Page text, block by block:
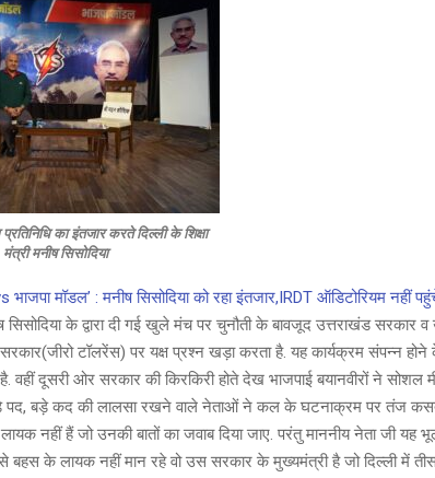
का इंतजार करते दिल्ली के शिक्षा
मंत्री मनीष सिसोदिया
भाजपा मॉडल’ : मनीष सिसोदिया को रहा इंतजार,IRDT ऑडिटोरियम नहीं
सिसोदिया के द्वारा दी गई खुले मंच पर चुनौती के बावजूद उत्तराखंड सरकार व
टॉलरेंस) पर यक्ष प्रश्न खड़ा करता है. यह कार्यक्रम संपन्न होने
वहीं दूसरी ओर सरकार की किरकिरी होते देख भाजपाई बयानवीरों ने सोशल
पद, बड़े कद की लालसा रखने वाले नेताओं ने कल के घटनाक्रम पर तंज
नहीं हैं जो उनकी बातों का जवाब दिया जाए. परंतु माननीय नेता जी यह
बहस के लायक नहीं मान रहे वो उस सरकार के मुख्यमंत्री है जो दिल्ली में